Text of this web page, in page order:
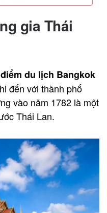
gia Thái
du lịch Bangkok
đến với thành phố
vào năm 1782 là một
Thái Lan.